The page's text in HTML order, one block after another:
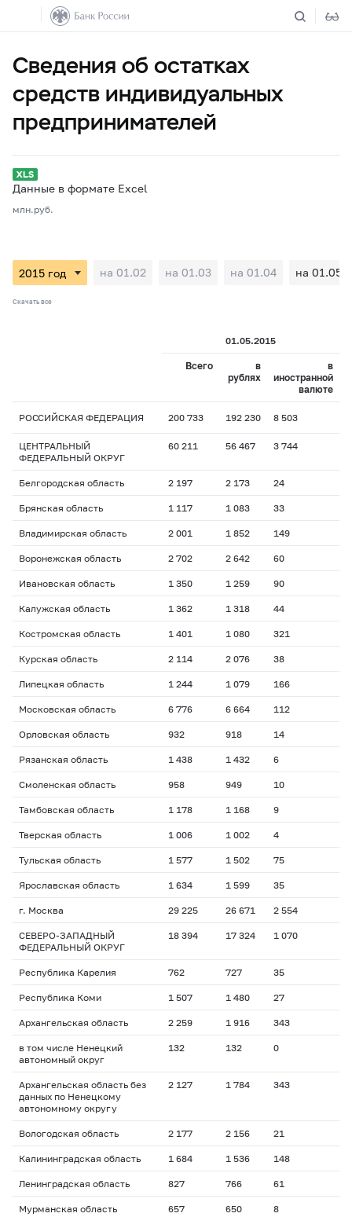
Сведения об остатках
средств индивидуальных
предпринимателей
Данные в формате Excel
млн.руб.
на 01.02 на 01.03 на 01.04 на 01.05
Скачать все
01.05.2015
Всего
в
рублях
в
иностранной
валюте
РОССИЙСКАЯ ФЕДЕРАЦИЯ 200 733 192 230 8 503
ЦЕНТРАЛЬНЫЙ
ФЕДЕРАЛЬНЫЙ ОКРУГ
60 211 56 467 3 744
Белгородская область 2 197 2 173 24
Брянская область 1 117 1 083 33
Владимирская область 2 001 1 852 149
Воронежская область 2 702 2 642 60
Ивановская область 1 350 1 259 90
Калужская область 1 362 1 318 44
Костромская область 1 401 1 080 321
Курская область 2 114 2 076 38
Липецкая область 1 244 1 079 166
Московская область 6 776 6 664 112
Орловская область 932 918 14
Рязанская область 1 438 1 432 6
Смоленская область 958 949 10
Тамбовская область 1 178 1 168 9
Тверская область 1 006 1 002 4
Тульская область 1 577 1 502 75
Ярославская область 1 634 1 599 35
г. Москва 29 225 26 671 2 554
СЕВЕРО-ЗАПАДНЫЙ
ФЕДЕРАЛЬНЫЙ ОКРУГ
18 394 17 324 1 070
Республика Карелия 762 727 35
Республика Коми 1 507 1 480 27
Архангельская область 2 259 1 916 343
в том числе Ненецкий
автономный округ
132 132 0
Архангельская область без
данных по Ненецкому
автономному округу
2 127 1 784 343
Вологодская область 2 177 2 156 21
Калининградская область 1 684 1 536 148
Ленинградская область 827 766 61
Мурманская область 657 650 8